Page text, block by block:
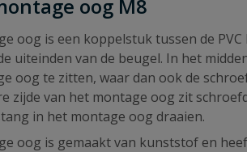
oog M8
oog is een koppelstuk tussen de
uiteinden van de beugel. In het
oog te zitten, waar dan ook de
zijde van het montage oog zit
in het montage oog draaien.
oog is gemaakt van kunststof en